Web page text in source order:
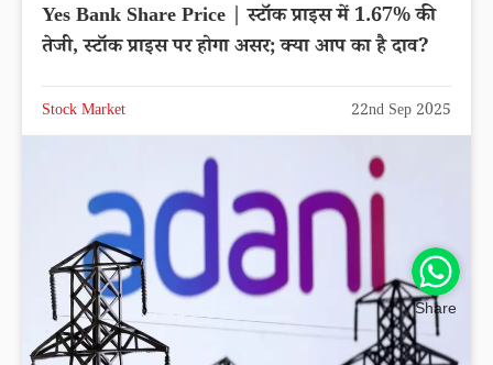
Yes Bank Share Price | स्टॉक प्राइस में 1.67% की
तेजी, स्टॉक प्राइस पर होगा असर; क्या आप का है दाव?
Stock Market 22nd Sep 2025
Share